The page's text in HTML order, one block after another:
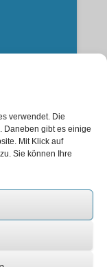
verwendet. Die
Daneben gibt es einige
Mit Klick auf
Sie können Ihre